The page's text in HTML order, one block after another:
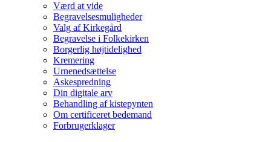
Værd at vide
Begravelsesmuligheder
Valg af Kirkegård
Begravelse i Folkekirken
Borgerlig højtidelighed
Kremering
Urnenedsættelse
Askespredning
Din digitale arv
Behandling af kistepynten
Om certificeret bedemand
Forbrugerklager